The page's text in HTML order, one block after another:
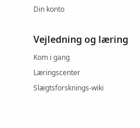
Din konto
Vejledning og læring
Kom i gang
Læringscenter
Slægtsforsknings-wiki